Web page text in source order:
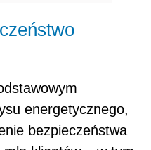
energetycznego,
bezpieczeństwa